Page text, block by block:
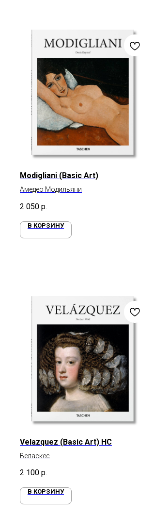
Modigliani (Basic Art)
Амедео Модильяни
2 050 р.
В КОРЗИНУ
Velazquez (Basic Art) HC
Веласкес
2 100 р.
В КОРЗИНУ